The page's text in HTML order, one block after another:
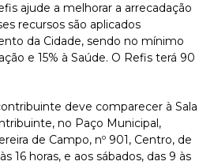
ajude a melhorar a arrecadação
recursos são aplicados
da Cidade, sendo no mínimo
e 15% à Saúde. O Refis terá 90
deve comparecer à Sala
no Paço Municipal,
de Campo, nº 901, Centro, de
16 horas, e aos sábados, das 9 às